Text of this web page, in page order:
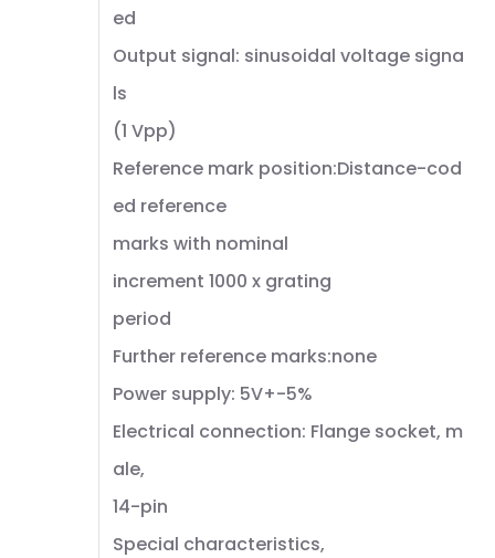
ed
Output signal: sinusoidal voltage signa
ls
(1 Vpp)
Reference mark position:Distance-cod
ed reference
marks with nominal
increment 1000 x grating
period
Further reference marks:none
Power supply: 5V+-5%
Electrical connection: Flange socket, m
ale,
14-pin
Special characteristics,